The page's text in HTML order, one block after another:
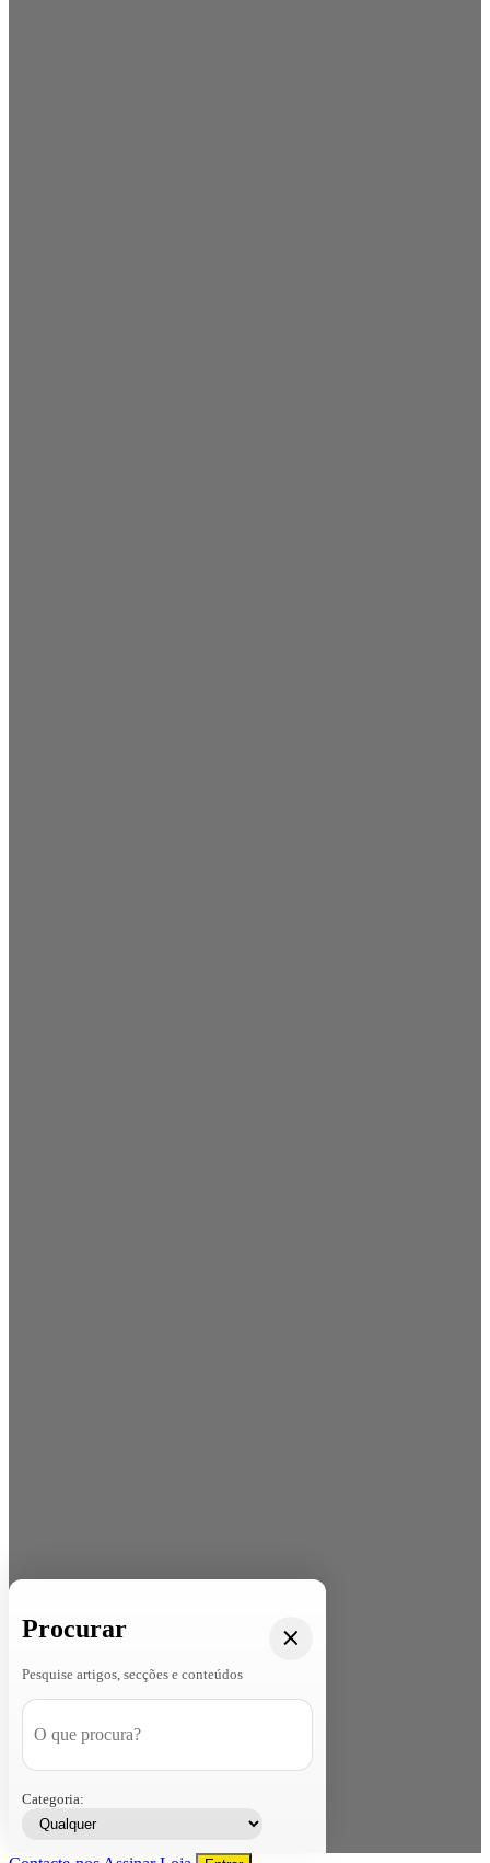
Procurar
Pesquise artigos, secções e conteúdos
Categoria: